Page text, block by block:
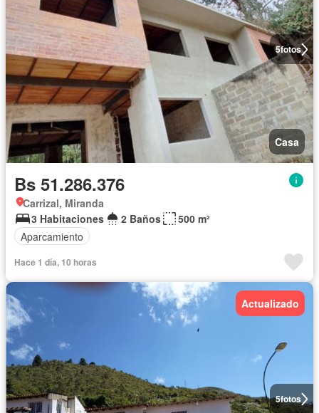
5fotos
Casa
Bs 51.286.376
Carrizal, Miranda
3 Habitaciones
2 Baños
500 m²
Aparcamiento
Hace 1 día, 10 horas
5fotos
Actualizado